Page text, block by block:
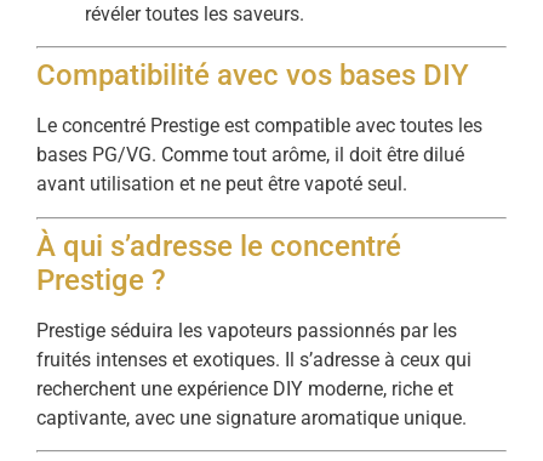
révéler toutes les saveurs.
Compatibilité avec vos bases DIY
Le concentré Prestige est compatible avec toutes les
bases PG/VG. Comme tout arôme, il doit être dilué
avant utilisation et ne peut être vapoté seul.
À qui s’adresse le concentré
Prestige ?
Prestige séduira les vapoteurs passionnés par les
fruités intenses et exotiques. Il s’adresse à ceux qui
recherchent une expérience DIY moderne, riche et
captivante, avec une signature aromatique unique.